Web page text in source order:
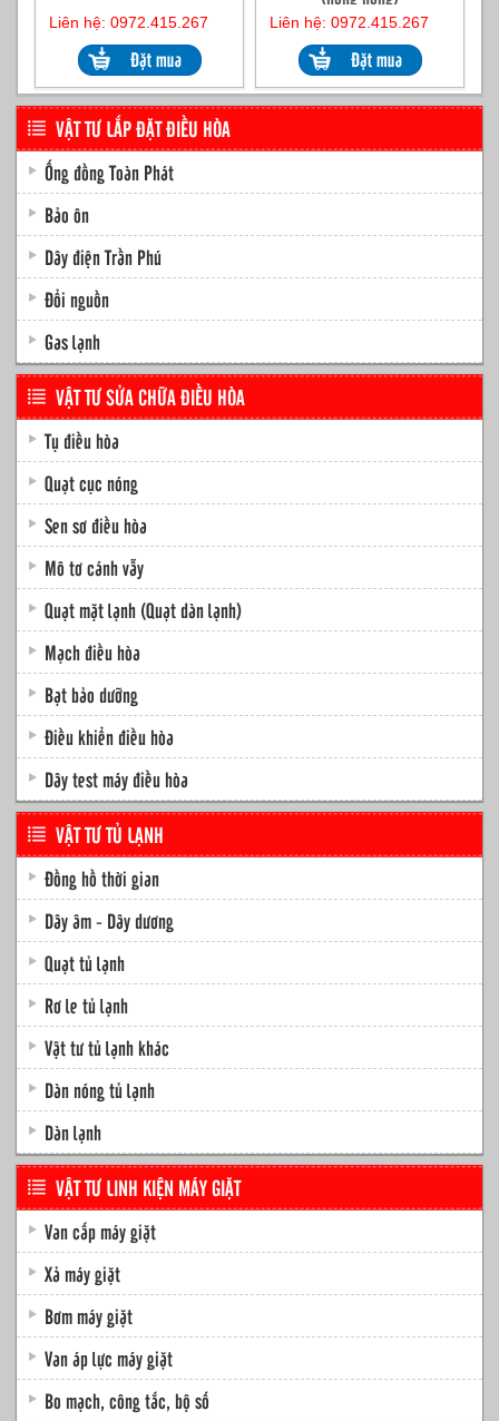
Liên hệ: 0972.415.267 Liên hệ: 0972.415.267
VẬT TƯ LẮP ĐẶT ĐIỀU HÒA
Ống đồng Toàn Phát
Bảo ôn
Dây điện Trần Phú
Đổi nguồn
Gas lạnh
VẬT TƯ SỬA CHỮA ĐIỀU HÒA
Tụ điều hòa
Quạt cục nóng
Sen sơ điều hòa
Mô tơ cánh vẫy
Quạt mặt lạnh (Quạt dàn lạnh)
Mạch điều hòa
Bạt bảo dưỡng
Điều khiển điều hòa
Dây test máy điều hòa
VẬT TƯ TỦ LẠNH
Đồng hồ thời gian
Dây âm - Dây dương
Quạt tủ lạnh
Rơ le tủ lạnh
Vật tư tủ lạnh khác
Dàn nóng tủ lạnh
Dàn lạnh
VẬT TƯ LINH KIỆN MÁY GIẶT
Van cấp máy giặt
Xả máy giặt
Bơm máy giặt
Van áp lực máy giặt
Bo mạch, công tắc, bộ số